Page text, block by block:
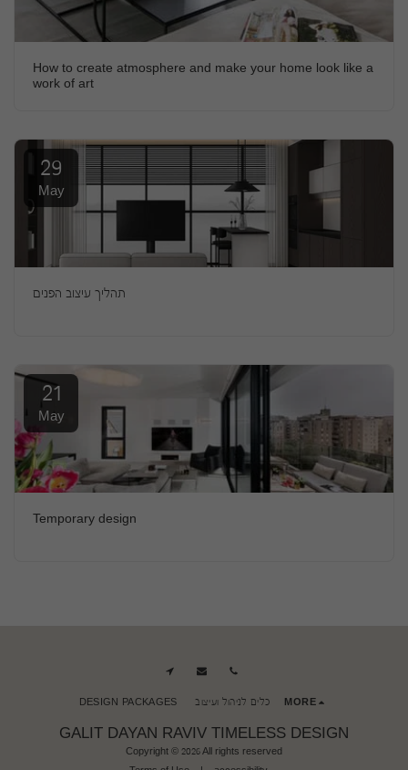
How to create atmosphere and make your home look like a
work of art
29
May
תהליך עיצוב הפנים
21
May
Temporary design
GALIT DAYAN RAVIV TIMELESS DESIGN
Copyright © 2026 All rights reserved
DESIGN PACKAGES כלים לניהול ועיצוב MORE